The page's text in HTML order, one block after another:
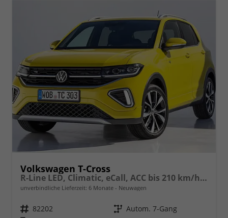
Volkswagen T-Cross
R-Line LED, Climatic, eCall, ACC bis 210 km/h, Lane-Assist, Front-Assist, Bluetooth, Sportsitze,Sportdesign, 17"Alu uvm.
unverbindliche Lieferzeit: 6 Monate Neuwagen
Fahrzeugnr. 82202 Getriebe Autom. 7-Gang